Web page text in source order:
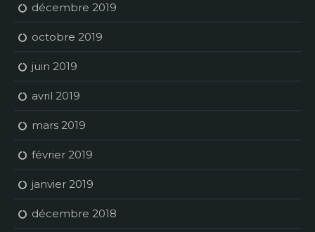
décembre 2019
octobre 2019
juin 2019
avril 2019
mars 2019
février 2019
janvier 2019
décembre 2018